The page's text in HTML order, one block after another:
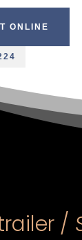
ONLINE
/